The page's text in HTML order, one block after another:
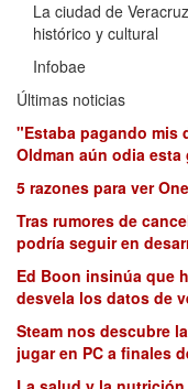
La ciudad de
histórico y cultural
Infobae
Últimas noticias
"Estaba pagando mis
Oldman aún odia
5 razones para ver
Tras rumores de
podría seguir en
Ed Boon insinúa que
desvela los datos de
Steam nos descubre
jugar en PC a finales